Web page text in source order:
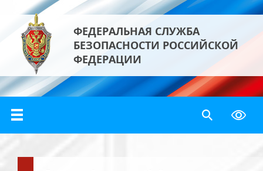
ФЕДЕРАЛЬНАЯ СЛУЖБА
БЕЗОПАСНОСТИ РОССИЙСКОЙ
ФЕДЕРАЦИИ